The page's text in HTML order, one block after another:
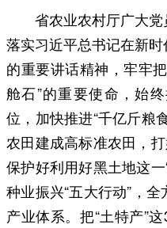
省农业农村厅广大
落实习近平总书记在新
的重要讲话精神，牢牢
舱石”的重要使命，始
位，加快推进“千亿斤粮
农田建成高标准农田，
保护好利用好黑土地这
种业振兴“五大行动”，
产业体系。把“土特产”